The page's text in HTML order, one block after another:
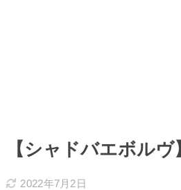
【シャドバエボル
2022年7月2日